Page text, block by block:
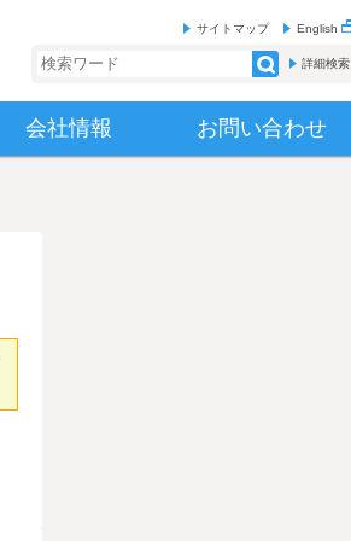
サイトマップ English
検索フォーム 詳細検索
会社情報 お問い合わせ